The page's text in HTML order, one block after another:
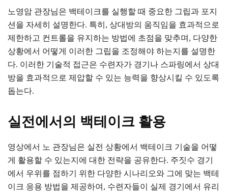
노영암 관장님은 백테이크를 실행할 때 중요한 그립과 포지
션을 자세히 설명한다. 특히, 상대방의 움직임을 효과적으로
제한하고 컨트롤을 유지하는 방법에 초점을 맞추며, 다양한
상황에서 어떻게 이러한 그립을 조정해야 하는지를 설명한
다. 이러한 기술적 접근은 수련자가 경기나 스파링에서 상대
방을 효과적으로 제압할 수 있는 능력을 향상시킬 수 있도록
돕는다.
실전에서의 백테이크 활용
영상에서 노 관장님은 실전 상황에서 백테이크 기술을 어떻
게 활용할 수 있는지에 대한 전략을 공유한다. 주짓수 경기
에서 우위를 점하기 위한 다양한 시나리오와 그에 맞는 백테
이크 응용 방법을 제공하여, 수련자들이 실제 경기에서 유리